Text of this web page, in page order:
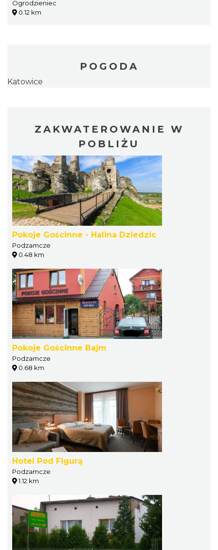
Ogrodzieniec
0.12 km
POGODA
Katowice
ZAKWATEROWANIE W
POBLIŻU
Pokoje Gościnne - Halina Dziedzic
Podzamcze
0.48 km
Pokoje Gościnne Bajm
Podzamcze
0.68 km
Hotel Pod Figurą
Podzamcze
1.12 km